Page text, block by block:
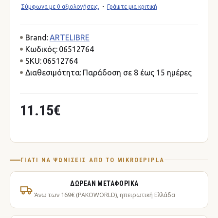
Σύμφωνα με 0 αξιολογήσεις. - Γράψτε μια κριτική
11.15€
Brand:ARTELIBRE
Κωδικός: 06512764
SKU: 06512764
Διαθεσιμότητα: Παράδοση σε 8 έως 15 ημέρες
ΓΙΑΤΊ ΝΑ ΨΩΝΊΣΕΙΣ ΑΠΌ ΤΟ MIKROEPIPLA
ΔΩΡΕΆΝ ΜΕΤΑΦΟΡΙΚΆ
Άνω των 169€ (PAKOWORLD), ηπειρωτική Ελλάδα